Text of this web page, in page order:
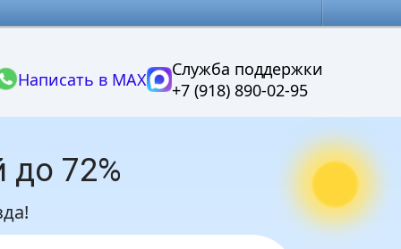
Написать в MAX
Служба поддержки
+7 (918) 890-02-95
до 72%